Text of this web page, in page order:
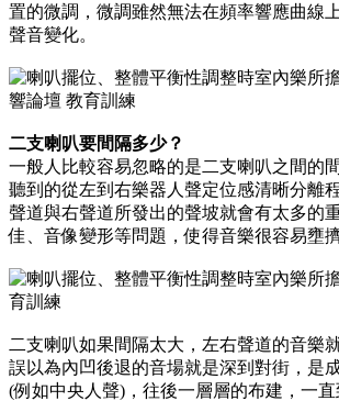
置的微調，微調雖然無法在頻率響應曲線
聲音變化。
二支喇叭要間隔多少？
一般人比較容易忽略的是二支喇叭之間的
聽到的從左到右樂器人聲定位感清晰分離
聲道與右聲道所發出的聲坡就會有太多的
佳、音像變形等問題，使得音樂很容易壅
二支喇叭如果間隔太大，左右聲道的音樂
誤以為內凹後退的音場就是深到對街，是
(例如中央人聲)，往後一層層的布建，一